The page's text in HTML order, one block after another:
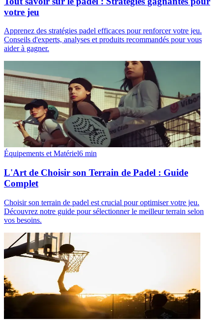
votre jeu
Apprenez des stratégies padel efficaces pour renforcer votre jeu.
Conseils d'experts, analyses et produits recommandés pour vous
aider à gagner.
Équipements et Matériel6 min
L'Art de Choisir son Terrain de Padel : Guide
Complet
Choisir son terrain de padel est crucial pour optimiser votre jeu.
Découvrez notre guide pour sélectionner le meilleur terrain selon
vos besoins.